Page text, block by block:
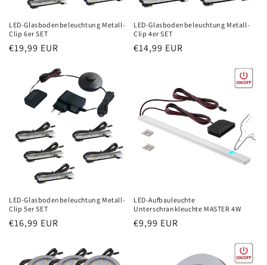
LED-Glasbodenbeleuchtung Metall-
Clip 6er SET
Normaler
€19,99 EUR
LED-Glasbodenbeleuchtung Metall-
Clip 4er SET
Normaler
€14,99 EUR
LED-Glasbodenbeleuchtung Metall-
Clip 5er SET
Normaler
€16,99 EUR
LED-Aufbauleuchte
Unterschrankleuchte MASTER 4W
Normaler
€9,99 EUR